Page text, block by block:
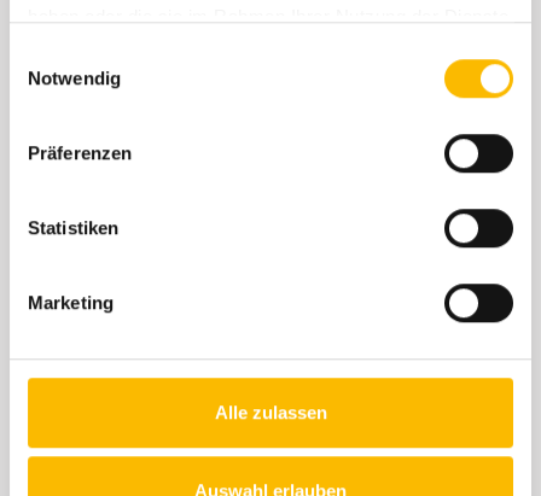
Notwendig
Präferenzen
Statistiken
Marketing
Alle zulassen
Auswahl erlauben
Fax:
Öffnungszeiten Service:
Sa.:
Folgen Sie Auto Reichhardt!